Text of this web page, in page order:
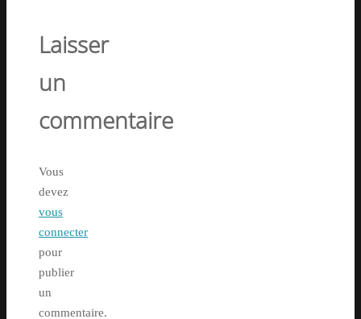
Laisser
un
commentaire
Vous
devez
vous
connecter
pour
publier
un
commentaire.